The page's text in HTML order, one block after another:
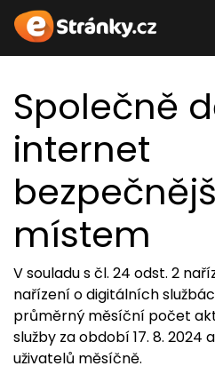
Společně
internet
místem
V souladu s čl. 24 odst. 2
nařízení o digitálních
průměrný měsíční počet
služby za období 17. 8. 2024
uživatelů měsíčně.